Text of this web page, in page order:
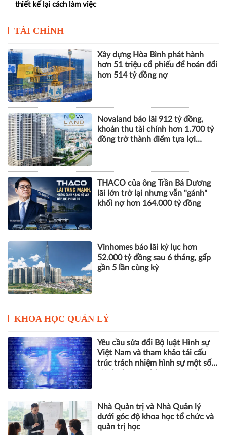
thiết kế lại cách làm việc
TÀI CHÍNH
Xây dựng Hòa Bình phát hành
hơn 51 triệu cổ phiếu để hoán đổi
hơn 514 tỷ đồng nợ
Novaland báo lãi 912 tỷ đồng,
khoản thu tài chính hơn 1.700 tỷ
đồng trở thành điểm tựa lợi
THACO của ông Trần Bá Dương
lãi lớn trở lại nhưng vẫn "gánh"
khối nợ hơn 164.000 tỷ đồng
Vinhomes báo lãi kỷ lục hơn
52.000 tỷ đồng sau 6 tháng, gấp
gần 5 lần cùng kỳ
KHOA HỌC QUẢN LÝ
Yêu cầu sửa đổi Bộ luật Hình sự
Việt Nam và tham khảo tái cấu
trúc trách nhiệm hình sự một số
Nhà Quản trị và Nhà Quản lý
dưới góc độ khoa học tổ chức và
quản trị học